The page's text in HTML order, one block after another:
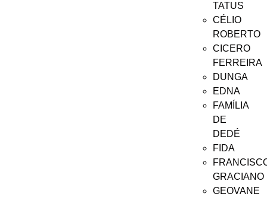
TATUS
CÉLIO
ROBERTO
CICERO
FERREIRA
DUNGA
EDNA
FAMÍLIA
DE
DEDÉ
FIDA
GRACIANO
GEOVANE